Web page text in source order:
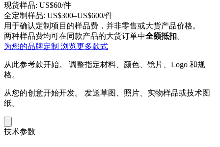
现货样品: US$60/件
全定制样品: US$300–US$600/件
用于确认定制项目的样品费，并非零售或大货产品价格。
两种样品费均可在同款产品的大货订单中全额抵扣。
为您的品牌定制 浏览更多款式
从此参考款开始。 调整指定材料、颜色、镜片、Logo 和规
格。
从您的创意开始开发。 发送草图、照片、实物样品或技术图
纸。
技术参数